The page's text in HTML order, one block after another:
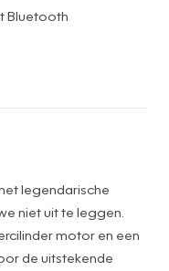
Bluetooth
legendarische
niet uit te leggen.
motor en een
de uitstekende